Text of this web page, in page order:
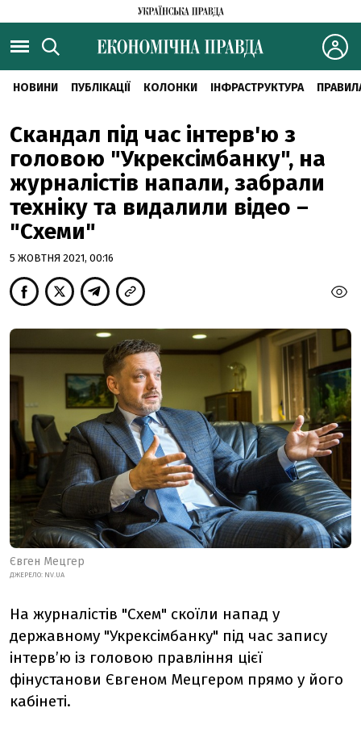
НОВИНИ ПУБЛІКАЦІЇ КОЛОНКИ ІНФРАСТРУКТУРА
Скандал під час інтерв'ю з
головою "Укрексімбанку", на
журналістів напали, забрали
техніку та видалили відео –
"Схеми"
5 ЖОВТНЯ 2021, 00:16
Євген Мецгер
ДЖЕРЕЛО: NV.UA
На журналістів "Схем" скоїли напад у
державному "Укрексімбанку" під час запису
інтерв’ю із головою правління цієї
фінустанови Євгеном Мецгером прямо у його
кабінеті.